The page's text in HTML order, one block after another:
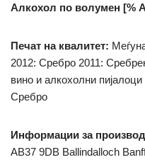
Алкохол по волумен [%
Печат на квалитет:
2012: Сребро 2011:
вино и алкохолни
Сребро
Информации за
AB37 9DB Ballindalloch